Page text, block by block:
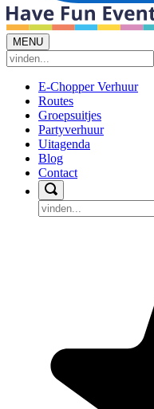
MENU
E-Chopper Verhuur
Routes
Groepsuitjes
Partyverhuur
Uitagenda
Blog
Contact